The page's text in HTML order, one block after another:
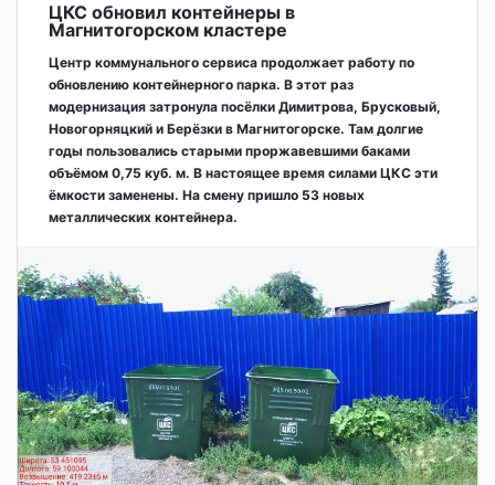
ЦКС обновил контейнеры в
Магнитогорском кластере
Центр коммунального сервиса продолжает работу по
обновлению контейнерного парка. В этот раз
модернизация затронула посёлки Димитрова, Брусковый,
Новогорняцкий и Берёзки в Магнитогорске. Там долгие
годы пользовались старыми проржавевшими баками
объёмом 0,75 куб. м. В настоящее время силами ЦКС эти
ёмкости заменены. На смену пришло 53 новых
металлических контейнера.